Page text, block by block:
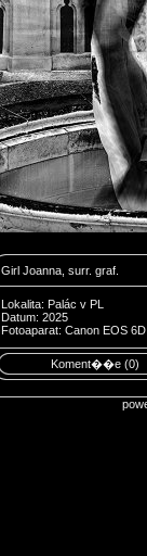
Girl Joanna, surr. graf.
Lokalita: Palác v PL
Datum: 2025
Fotoaparat: Canon EOS
Koment��e (0)